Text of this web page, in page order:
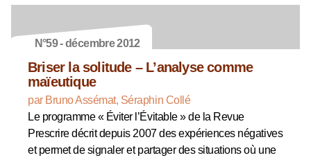
N°59 - décembre 2012
Briser la solitude – L’analyse comme
maïeutique
par Bruno Assémat, Séraphin Collé
Le programme « Éviter l’Évitable » de la Revue
Prescrire décrit depuis 2007 des expériences négatives
et permet de signaler et partager des situations où une